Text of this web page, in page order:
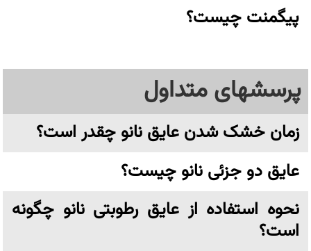
پیگمنت چیست؟
پرسشهای متداول
زمان خشک شدن عایق نانو چقدر است؟
عایق دو جزئی نانو چیست؟
نحوه استفاده از عایق رطوبتی نانو چگونه
است؟